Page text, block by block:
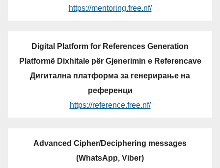
https://mentoring.free.nf/
Digital Platform for References Generation
Platformë Dixhitale për Gjenerimin e Referencave
Дигитална платформа за генерирање на
референци
https://reference.free.nf/
Advanced Cipher/Deciphering messages
(WhatsApp, Viber)